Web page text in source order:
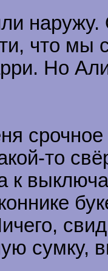
что мы
Но
то
сумку,